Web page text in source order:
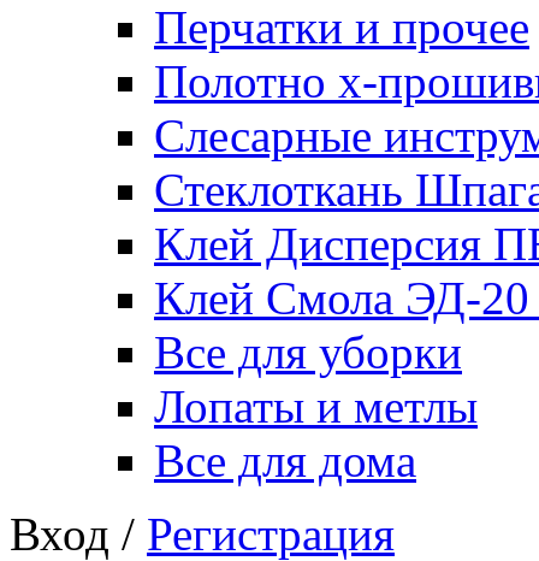
Перчатки и прочее
Полотно х-
Слесарные
Стеклоткань
Клей Дисперсия
Клей Смола ЭД-20
Все для уборки
Лопаты и метлы
Все для дома
Вход / Регистрация